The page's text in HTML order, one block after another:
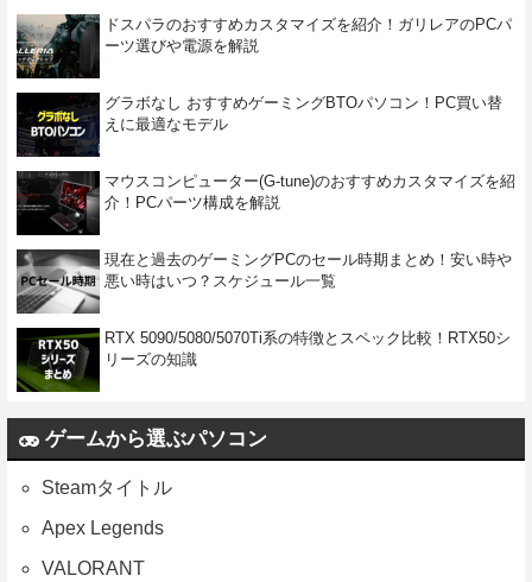
ドスパラのおすすめカスタマイズを紹介！ガリレアのPCパ
ーツ選びや電源を解説
グラボなし おすすめゲーミングBTOパソコン！PC買い替
えに最適なモデル
マウスコンピューター(G-tune)のおすすめカスタマイズを紹
介！PCパーツ構成を解説
現在と過去のゲーミングPCのセール時期まとめ！安い時や
悪い時はいつ？スケジュール一覧
RTX 5090/5080/5070Ti系の特徴とスペック比較！RTX50シ
リーズの知識
ゲームから選ぶパソコン
Steamタイトル
Apex Legends
VALORANT